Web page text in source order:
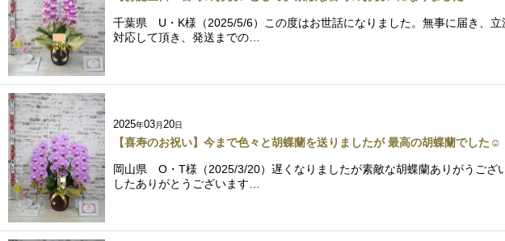
千葉県 U・K様（2025/5/6）この度はお世話になりました。無事に届き、
対応して頂き、発送までの…
2025年03月 20日
【喜寿のお祝い】今まで色々と胡蝶蘭を送りましたが 最高の胡蝶蘭でした☺
岡山県 O・T様（2025/3/20）遅くなりましたが素敵な胡蝶蘭ありがうござ
したありがとうございます…